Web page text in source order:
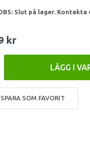
Slut på lager.
kr
LÄGG I
SOM FAVORIT